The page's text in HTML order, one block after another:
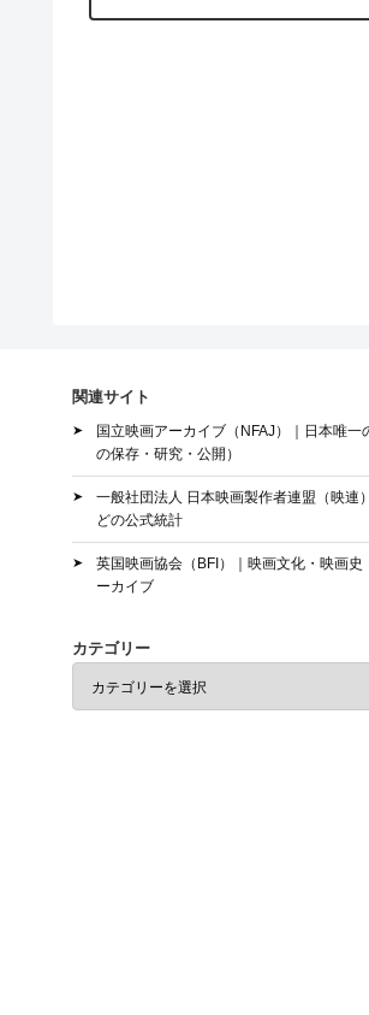
関連サイト
国立映画アーカイブ（NFAJ）｜日本唯
の保存・研究・公開）
一般社団法人 日本映画製作者連盟（映連
どの公式統計
英国映画協会（BFI）｜映画文化・映画
ーカイブ
カテゴリー